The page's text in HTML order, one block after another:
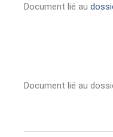
Document lié au
Document lié au